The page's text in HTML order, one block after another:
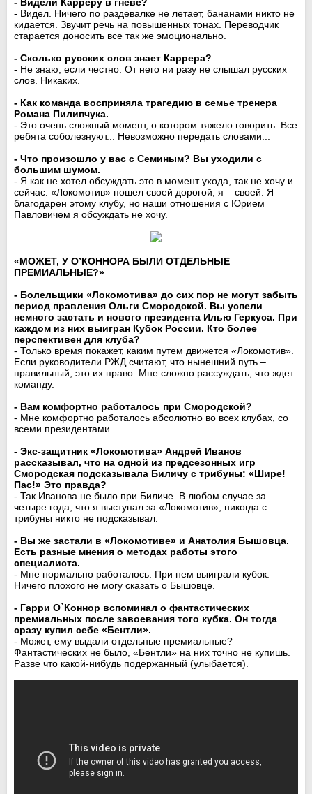
- Видел. Ничего по раздевалке не летает, бананами никто не
кидается. Звучит речь на повышенных тонах. Переводчик
старается доносить все так же эмоционально.
- Сколько русских слов знает Каррера?
- Не знаю, если честно. От него ни разу не слышал русских
слов. Никаких.
- Как команда восприняла трагедию в семье тренера
Романа Пилипчука.
- Это очень сложный момент, о котором тяжело говорить. Все
ребята соболезнуют... Невозможно передать словами...
- Что произошло у вас с Семиным? Вы уходили с
большим шумом.
- Я как не хотел обсуждать это в момент ухода, так не хочу и
сейчас. «Локомотив» пошел своей дорогой, я – своей. Я
благодарен этому клубу, но наши отношения с Юрием
Павловичем я обсуждать не хочу.
«МОЖЕТ, У О’КОННОРА БЫЛИ ОТДЕЛЬНЫЕ
ПРЕМИАЛЬНЫЕ?»
- Болельщики «Локомотива» до сих пор не могут забыть
период правления Ольги Смородской. Вы успели
немного застать и нового президента Илью Геркуса. При
каждом из них выигран Кубок России. Кто более
перспективен для клуба?
- Только время покажет, каким путем движется «Локомотив».
Если руководители РЖД считают, что нынешний путь –
правильный, это их право. Мне сложно рассуждать, что ждет
команду.
- Вам комфортно работалось при Смородской?
- Мне комфортно работалось абсолютно во всех клубах, со
всеми президентами.
- Экс-защитник «Локомотива» Андрей Иванов
рассказывал, что на одной из предсезонных игр
Смородская подсказывала Биличу с трибуны: «Шире!
Пас!» Это правда?
- Так Иванова не было при Биличе. В любом случае за
четыре года, что я выступал за «Локомотив», никогда с
трибуны никто не подсказывал.
- Вы же застали в «Локомотиве» и Анатолия Бышовца.
Есть разные мнения о методах работы этого
специалиста.
- Мне нормально работалось. При нем выиграли кубок.
Ничего плохого не могу сказать о Бышовце.
- Гарри О`Коннор вспоминал о фантастических
премиальных после завоевания того кубка. Он тогда
сразу купил себе «Бентли».
- Может, ему выдали отдельные премиальные?
Фантастических не было, «Бентли» на них точно не купишь.
Разве что какой-нибудь подержанный (улыбается).